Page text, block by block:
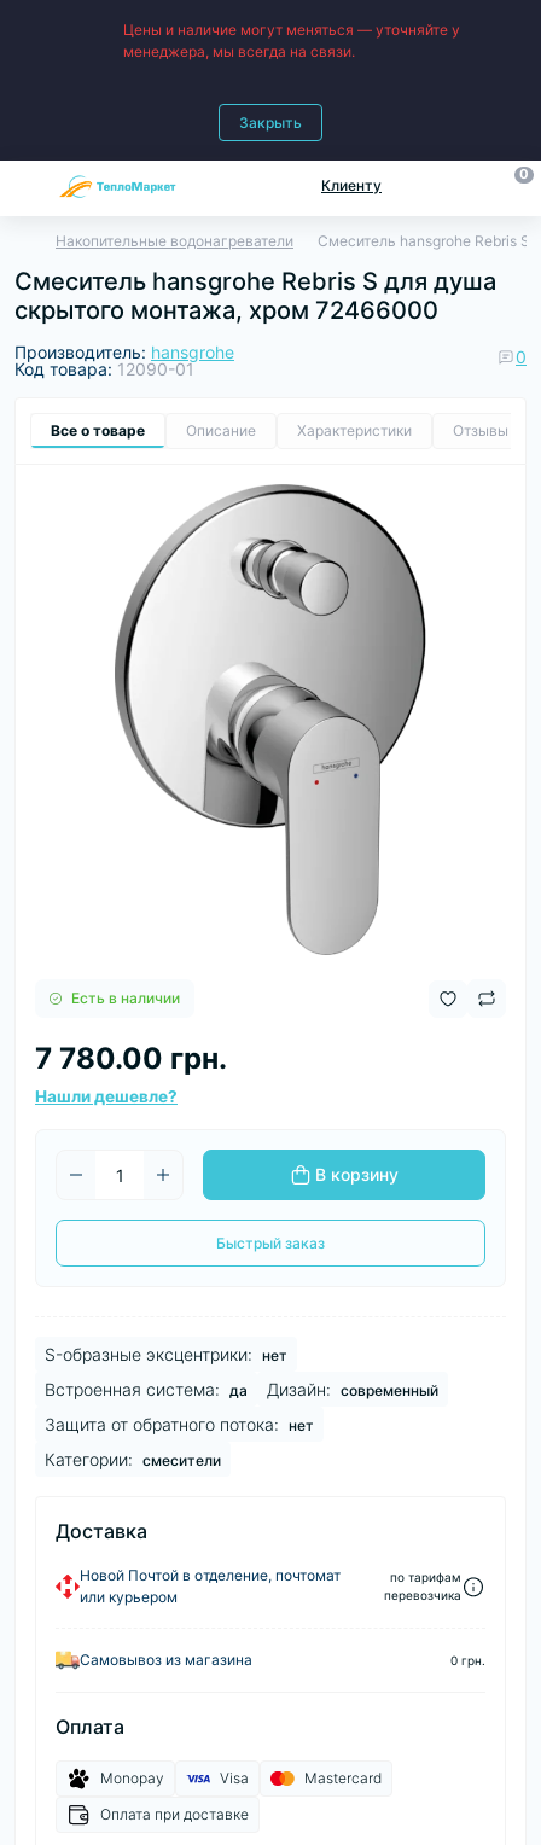
Цены и наличие могут меняться — уточняйте у
менеджера, мы всегда на связи.
Закрыть
Клиенту
0
Накопительные водонагреватели Смеситель hansgrohe Rebris
Смеситель hansgrohe Rebris S для душа
скрытого монтажа, хром 72466000
Производитель: hansgrohe
Код товара: 12090-01
0
Все о товаре Описание Характеристики Отзывы
Есть в наличии
7 780.00 грн.
Нашли дешевле?
В корзину
Быстрый заказ
S-образные эксцентрики: нет
Встроенная система: да Дизайн: современный
Защита от обратного потока: нет
Категории: смесители
Доставка
Новой Почтой в отделение, почтомат
или курьером
по тарифам
перевозчика
Самовывоз из магазина 0 грн.
Оплата
Monopay Visa
Mastercard
Оплата при доставке